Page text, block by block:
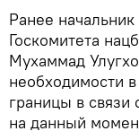
Ранее
Госкомитета
Мухаммад
необходимости
границы в связи
на данный